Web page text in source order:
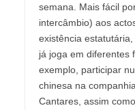
semana. Mais fácil
intercâmbio) aos
existência
já joga em diferentes
exemplo, participar
chinesa na
Cantares, assim